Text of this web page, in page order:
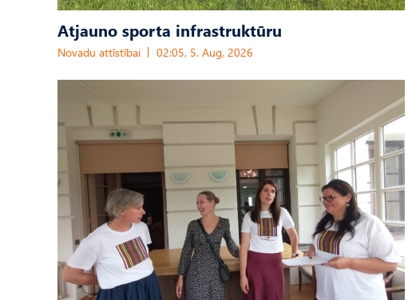
Atjauno sporta infrastruktūru
Novadu attīstībai 02:05, 5. Aug, 2026